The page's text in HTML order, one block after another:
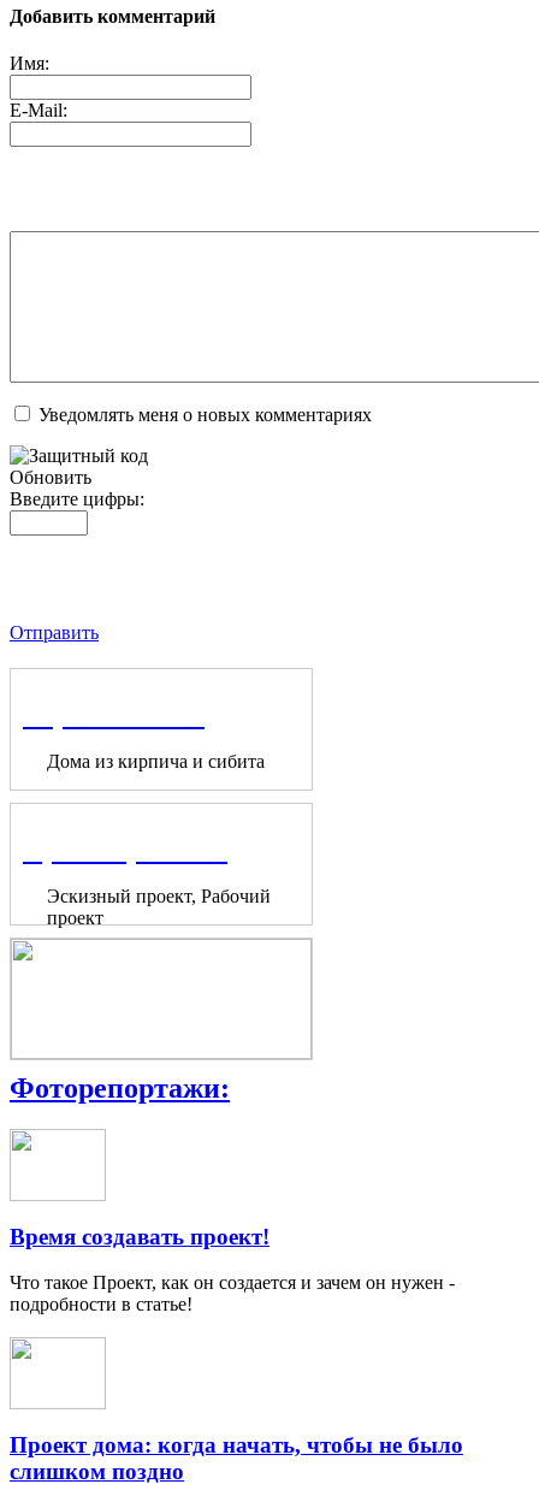
Добавить комментарий
Имя:
E-Mail:
Уведомлять меня о новых комментариях
Обновить
Введите цифры:
Отправить
Дома из кирпича и сибита
Эскизный проект, Рабочий
проект
Фоторепортажи:
Время создавать проект!
Что такое Проект, как он создается и зачем он нужен -
подробности в статье!
Проект дома: когда начать, чтобы не было
слишком поздно